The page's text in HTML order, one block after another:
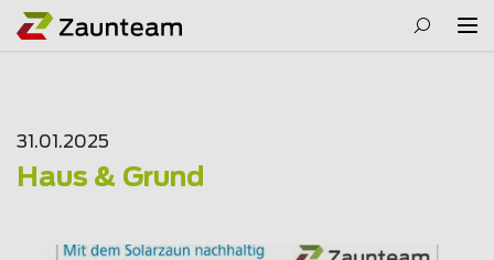
31.01.2025
Haus & Grund